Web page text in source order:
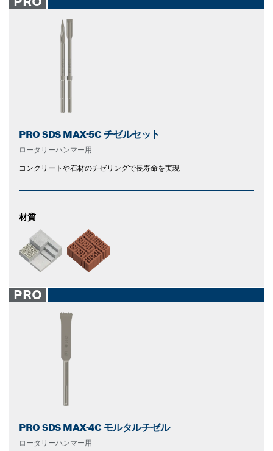
PRO SDS MAX-5C チゼルセット
ロータリーハンマー用
コンクリートや石材のチゼリングで長寿命を実現
材質
PRO
PRO SDS MAX-4C モルタルチゼル
ロータリーハンマー用